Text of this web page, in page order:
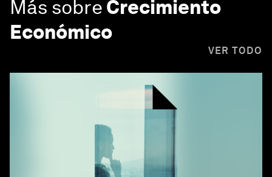
Más sobre Crecimiento
Económico
VER TODO